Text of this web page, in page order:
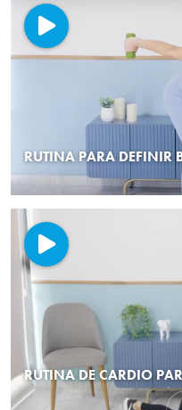
RUTINA PARA DEFINIR
RUTINA DE CARDIO